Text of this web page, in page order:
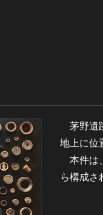
茅野遺
地上に位
本件は
ら構成さ